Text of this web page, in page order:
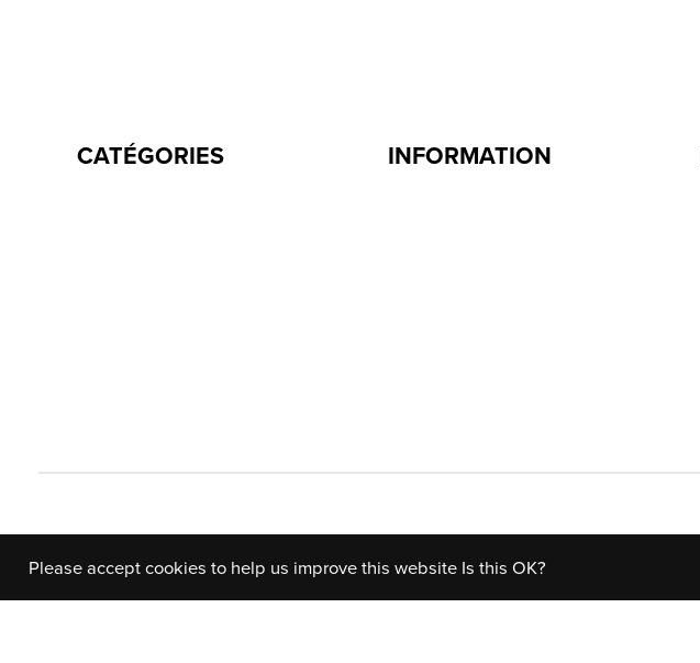
CATÉGORIES INFORMATION
Please accept cookies to help us improve this website Is this OK?